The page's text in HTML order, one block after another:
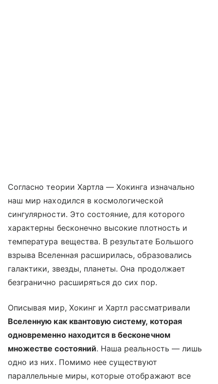
Согласно теории Хартла — Хокинга изначально
наш мир находился в космологической
сингулярности. Это состояние, для которого
характерны бесконечно высокие плотность и
температура вещества. В результате Большого
взрыва Вселенная расширилась, образовались
галактики, звезды, планеты. Она продолжает
безгранично расширяться до сих пор.
Описывая мир, Хокинг и Хартл рассматривали
Вселенную как квантовую систему, которая
одновременно находится в бесконечном
множестве состояний. Наша реальность — лишь
одно из них. Помимо нее существуют
параллельные миры, которые отображают все